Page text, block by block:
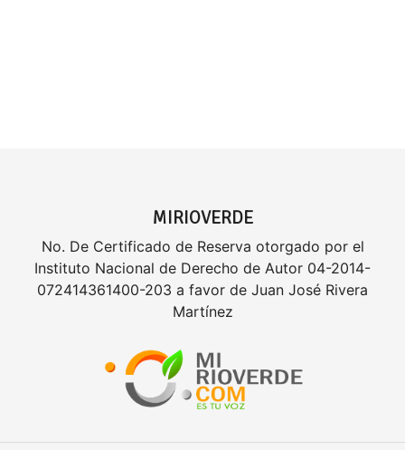
MIRIOVERDE
No. De Certificado de Reserva otorgado por el
Instituto Nacional de Derecho de Autor 04-2014-
072414361400-203 a favor de Juan José Rivera
Martínez